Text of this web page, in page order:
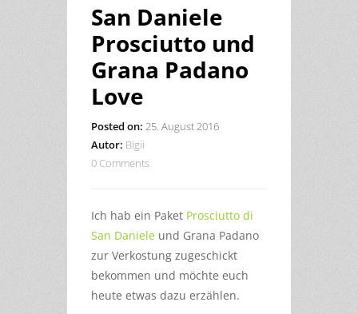
San Daniele
Prosciutto und
Grana Padano
Love
Posted on: 25. August 2016
Autor: Bigii
0 Comments
Ich hab ein Paket Prosciutto di
San Daniele und Grana Padano
zur Verkostung zugeschickt
bekommen und möchte euch
heute etwas dazu erzählen.